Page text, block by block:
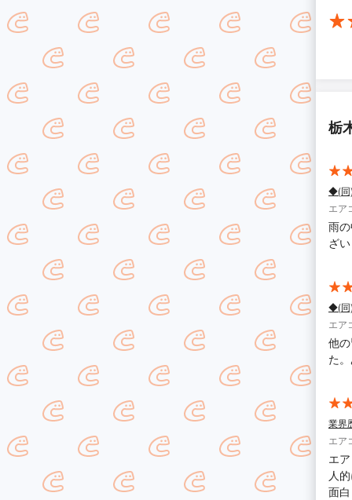
栃
◆(同
エア
雨
ざ
◆(同
エア
他
た
業界
エア
エ
人
面